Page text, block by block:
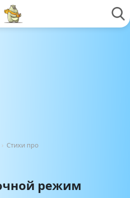
› Стихи про
режим